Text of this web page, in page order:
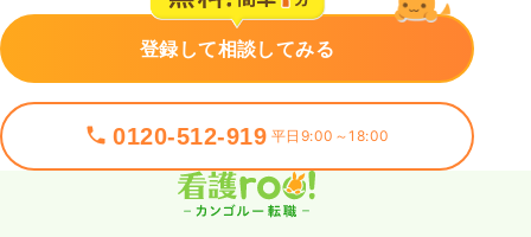
登録して相談してみる
0120-512-919 平日9:00～18:00